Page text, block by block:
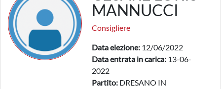
MANNUCCI
Consigliere
Data elezione: 12/06/2022
Data entrata in carica: 13-06-
2022
Partito: DRESANO IN